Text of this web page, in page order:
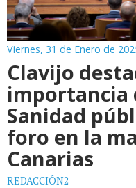
Viernes, 31 de Enero de
Clavijo
importancia
Sanidad
foro en la
Canarias
REDACCIÓN2